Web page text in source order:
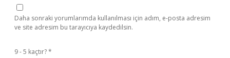
Daha sonraki yorumlarımda kullanılması için adım, e-posta adresim
ve site adresim bu tarayıcıya kaydedilsin.
9 - 5 kaçtır?*